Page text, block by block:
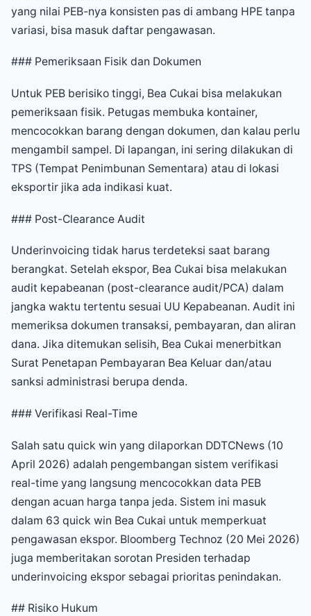
yang nilai PEB-nya konsisten pas di ambang HPE tanpa
variasi, bisa masuk daftar pengawasan.
### Pemeriksaan Fisik dan Dokumen
Untuk PEB berisiko tinggi, Bea Cukai bisa melakukan
pemeriksaan fisik. Petugas membuka kontainer,
mencocokkan barang dengan dokumen, dan kalau perlu
mengambil sampel. Di lapangan, ini sering dilakukan di
TPS (Tempat Penimbunan Sementara) atau di lokasi
eksportir jika ada indikasi kuat.
### Post-Clearance Audit
Underinvoicing tidak harus terdeteksi saat barang
berangkat. Setelah ekspor, Bea Cukai bisa melakukan
audit kepabeanan (post-clearance audit/PCA) dalam
jangka waktu tertentu sesuai UU Kepabeanan. Audit ini
memeriksa dokumen transaksi, pembayaran, dan aliran
dana. Jika ditemukan selisih, Bea Cukai menerbitkan
Surat Penetapan Pembayaran Bea Keluar dan/atau
sanksi administrasi berupa denda.
### Verifikasi Real-Time
Salah satu quick win yang dilaporkan DDTCNews (10
April 2026) adalah pengembangan sistem verifikasi
real-time yang langsung mencocokkan data PEB
dengan acuan harga tanpa jeda. Sistem ini masuk
dalam 63 quick win Bea Cukai untuk memperkuat
pengawasan ekspor. Bloomberg Technoz (20 Mei 2026)
juga memberitakan sorotan Presiden terhadap
underinvoicing ekspor sebagai prioritas penindakan.
## Risiko Hukum